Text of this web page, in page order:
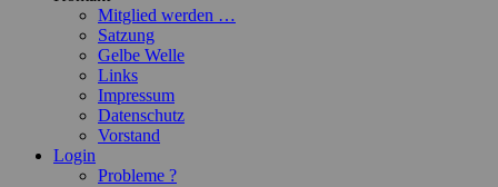
Mitglied werden …
Satzung
Gelbe Welle
Links
Impressum
Datenschutz
Vorstand
Login
Probleme ?